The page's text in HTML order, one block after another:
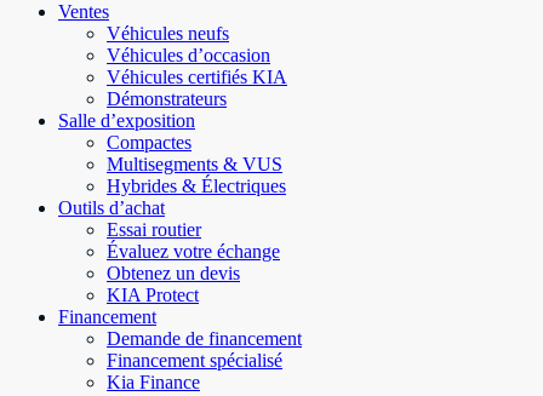
Ventes
Véhicules neufs
Véhicules d’occasion
Véhicules certifiés KIA
Démonstrateurs
Salle d’exposition
Compactes
Multisegments & VUS
Hybrides & Électriques
Outils d’achat
Essai routier
Évaluez votre échange
Obtenez un devis
KIA Protect
Financement
Demande de financement
Financement spécialisé
Kia Finance